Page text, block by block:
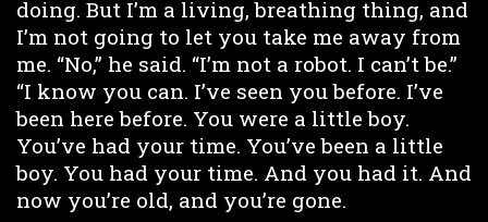
doing. But I’m a living, breathing thing, and
I’m not going to let you take me away from
me. “No,” he said. “I’m not a robot. I can’t be.”
“I know you can. I’ve seen you before. I’ve
been here before. You were a little boy.
You’ve had your time. You’ve been a little
boy. You had your time. And you had it. And
now you’re old, and you’re gone.